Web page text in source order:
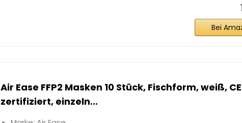
Bei
Air Ease FFP2 Masken 10 Stück, Fischform, weiß,
zertifiziert, einzeln...